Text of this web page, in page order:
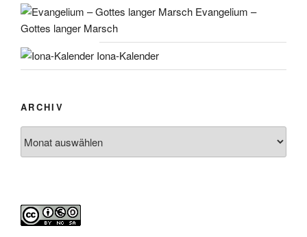
Evangelium –
Gottes langer Marsch
Iona-Kalender
ARCHIV